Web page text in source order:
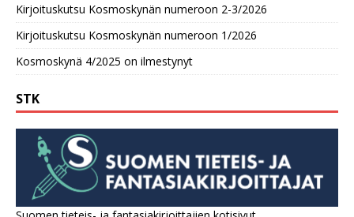
Kirjoituskutsu Kosmoskynän numeroon 2-3/2026
Kirjoituskutsu Kosmoskynän numeroon 1/2026
Kosmoskynä 4/2025 on ilmestynyt
STK